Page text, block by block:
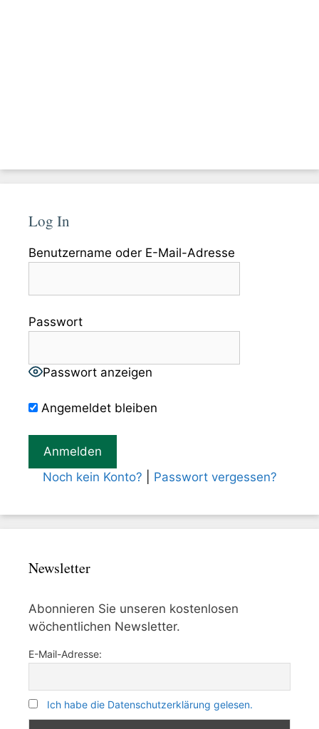
Log In
Benutzername oder E-Mail-Adresse
Passwort
Passwort anzeigen
Angemeldet bleiben
Noch kein Konto? Passwort vergessen?
Newsletter
Abonnieren Sie unseren kostenlosen
wöchentlichen Newsletter.
E-Mail-Adresse:
Ich habe die Datenschutzerklärung gelesen.